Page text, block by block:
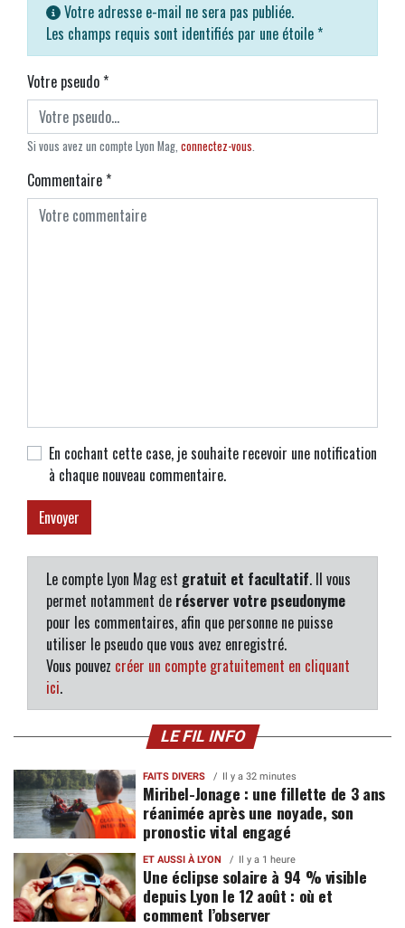
Votre adresse e-mail ne sera pas publiée.
Les champs requis sont identifiés par une étoile *
Votre pseudo*
Si vous avez un compte Lyon Mag, connectez-vous.
Commentaire*
En cochant cette case, je souhaite recevoir une notification
à chaque nouveau commentaire.
Le compte Lyon Mag est gratuit et facultatif. Il vous
permet notamment de réserver votre pseudonyme
pour les commentaires, afin que personne ne puisse
utiliser le pseudo que vous avez enregistré.
Vous pouvez créer un compte gratuitement en cliquant
ici.
LE FIL INFO
FAITS DIVERS Il y a 32 minutes
Miribel-Jonage : une fillette de 3 ans
réanimée après une noyade, son
pronostic vital engagé
ET AUSSI À LYON Il y a 1 heure
Une éclipse solaire à 94 % visible
depuis Lyon le 12 août : où et
comment l’observer